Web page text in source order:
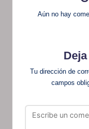
Aún no hay
Tu dirección de
campos